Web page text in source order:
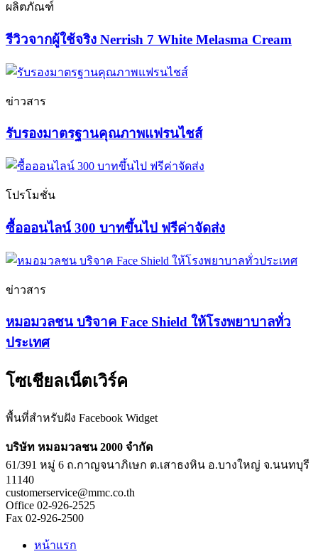
ผลิตภัณฑ์
รีวิวจากผู้ใช้จริง Nerrish 7 White Melasma Cream
ข่าวสาร
รับรองมาตรฐานคุณภาพแฟรนไชส์
โปรโมชั่น
ซื้อออนไลน์ 300 บาทขึ้นไป ฟรีค่าจัดส่ง
ข่าวสาร
หมอมวลชน บริจาค Face Shield ให้โรงพยาบาลทั่ว
ประเทศ
โซเชียลเน็ตเวิร์ค
พื้นที่สำหรับฝัง Facebook Widget
บริษัท หมอมวลชน 2000 จำกัด
61/391 หมู่ 6 ถ.กาญจนาภิเษก ต.เสาธงหิน อ.บางใหญ่ จ.นนทบุรี
11140
customerservice@mmc.co.th
Office 02-926-2525
Fax 02-926-2500
หน้าแรก